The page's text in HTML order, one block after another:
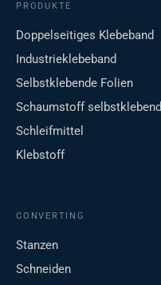
PRODUKTE
Doppelseitiges Klebeband
Industrieklebeband
Selbstklebende Folien
Schaumstoff selbstklebend
Schleifmittel
Klebstoff
CONVERTING
Stanzen
Schneiden